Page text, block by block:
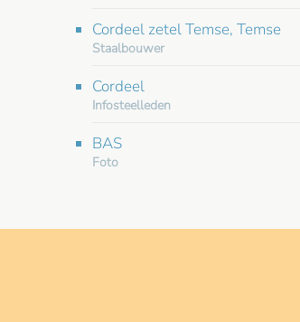
Cordeel zetel Temse, Temse
Staalbouwer
Cordeel
Infosteelleden
BAS
Foto